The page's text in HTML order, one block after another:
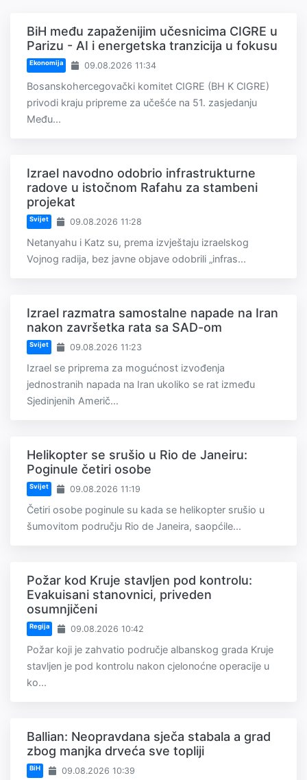
BiH među zapaženijim učesnicima CIGRE u
Parizu - AI i energetska tranzicija u fokusu
Ekonomija 09.08.2026 11:34
Bosanskohercegovački komitet CIGRE (BH K CIGRE)
privodi kraju pripreme za učešće na 51. zasjedanju
Među...
Izrael navodno odobrio infrastrukturne
radove u istočnom Rafahu za stambeni
projekat
Svijet 09.08.2026 11:28
Netanyahu i Katz su, prema izvještaju izraelskog
Vojnog radija, bez javne objave odobrili „infras...
Izrael razmatra samostalne napade na Iran
nakon završetka rata sa SAD-om
Svijet 09.08.2026 11:23
Izrael se priprema za mogućnost izvođenja
jednostranih napada na Iran ukoliko se rat između
Sjedinjenih Američ...
Helikopter se srušio u Rio de Janeiru:
Poginule četiri osobe
Svijet 09.08.2026 11:19
Četiri osobe poginule su kada se helikopter srušio u
šumovitom području Rio de Janeira, saopćile...
Požar kod Kruje stavljen pod kontrolu:
Evakuisani stanovnici, priveden
osumnjičeni
Regija 09.08.2026 10:42
Požar koji je zahvatio područje albanskog grada Kruje
stavljen je pod kontrolu nakon cjelonoćne operacije u
ko...
Ballian: Neopravdana sječa stabala a grad
zbog manjka drveća sve topliji
BiH 09.08.2026 10:39